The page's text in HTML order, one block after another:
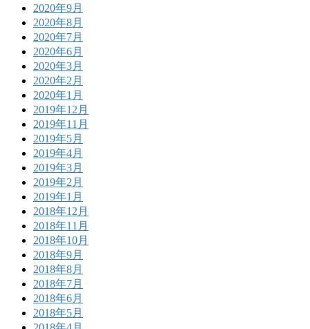
2020年9月
2020年8月
2020年7月
2020年6月
2020年3月
2020年2月
2020年1月
2019年12月
2019年11月
2019年5月
2019年4月
2019年3月
2019年2月
2019年1月
2018年12月
2018年11月
2018年10月
2018年9月
2018年8月
2018年7月
2018年6月
2018年5月